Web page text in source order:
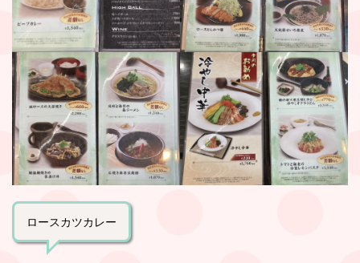
ロースカツカレー